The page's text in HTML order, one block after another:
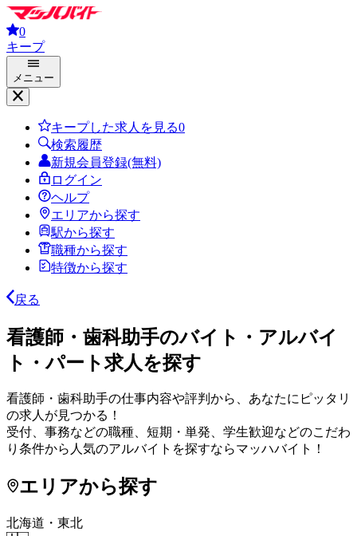
0
キープ
メニュー
キープした求人を見る0
検索履歴
新規会員登録(無料)
ログイン
ヘルプ
エリアから探す
駅から探す
職種から探す
特徴から探す
戻る
看護師・歯科助手のバイト・アルバイ
ト・パート求人を探す
看護師・歯科助手の仕事内容や評判から、あなたにピッタリ
の求人が見つかる！
受付、事務などの職種、短期・単発、学生歓迎などのこだわ
り条件から人気のアルバイトを探すならマッハバイト！
エリアから探す
北海道・東北